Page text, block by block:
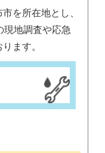
を所在地とし、
現地調査や応急
ます。